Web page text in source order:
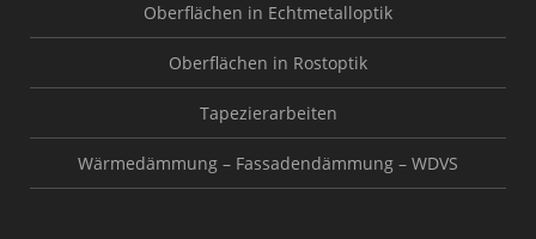
Oberflächen in Echtmetalloptik
Oberflächen in Rostoptik
Tapezierarbeiten
Wärmedämmung – Fassadendämmung – WDVS